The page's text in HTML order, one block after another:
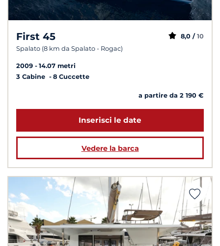
First 45
Spalato (8 km da Spalato - Rogac)
8,0 / 10
2009
14.07 metri
3 Cabine
8 Cuccette
a partire da 2 190 €
Inserisci le date
Vedere la barca